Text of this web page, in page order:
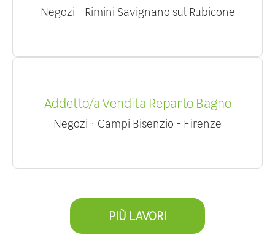
Negozi · Rimini Savignano sul Rubicone
Addetto/a Vendita Reparto Bagno
Negozi · Campi Bisenzio - Firenze
PIÙ LAVORI